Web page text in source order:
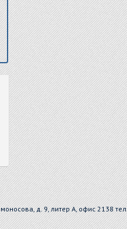
д. 9, литер А, офис 2138